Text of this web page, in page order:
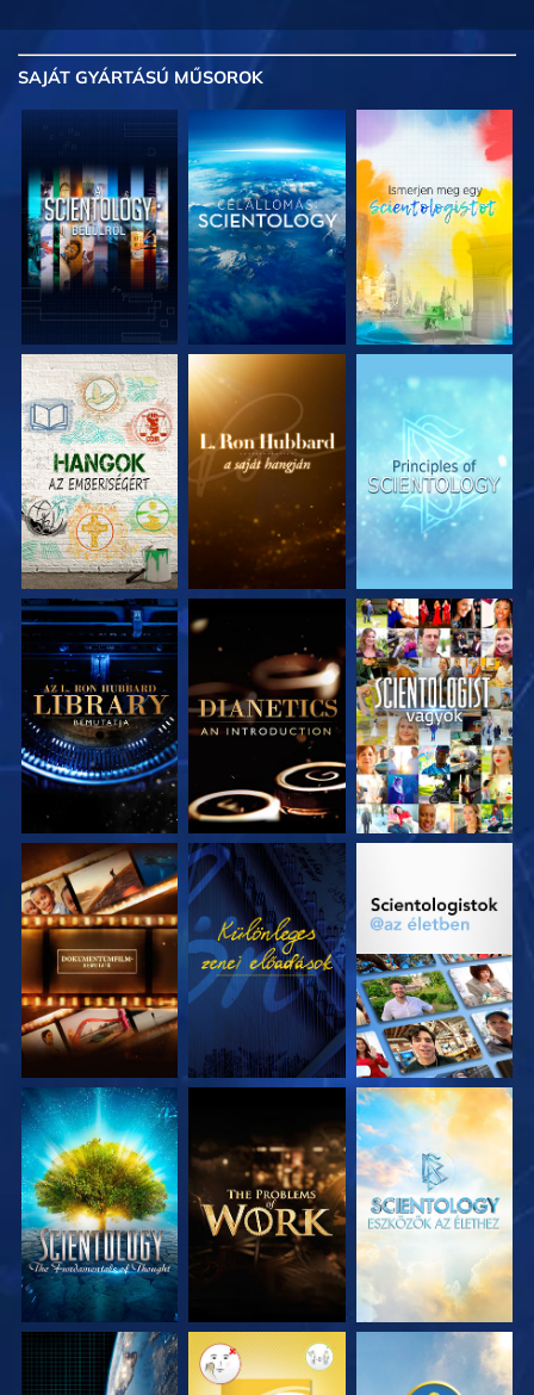
SAJÁT GYÁRTÁSÚ MŰSOROK
A SOROZAT
RÉSZEI
A SOROZAT
RÉSZEI
A SOROZAT
RÉSZEI
A SOROZAT
RÉSZEI
A SOROZAT
RÉSZEI
MŰSORNÉZÉS
A SOROZAT
RÉSZEI
MŰSORNÉZÉS
A SOROZAT
A SOROZAT
RÉSZEI
A SOROZAT
RÉSZEI
A SOROZAT
RÉSZEI